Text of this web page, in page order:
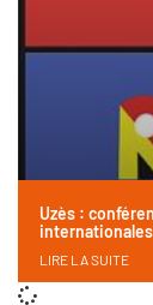
Uzès :
LIRE LA SUITE